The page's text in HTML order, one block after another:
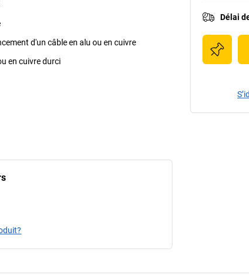
d'un câble en alu ou en cuivre
en cuivre durci
Délai